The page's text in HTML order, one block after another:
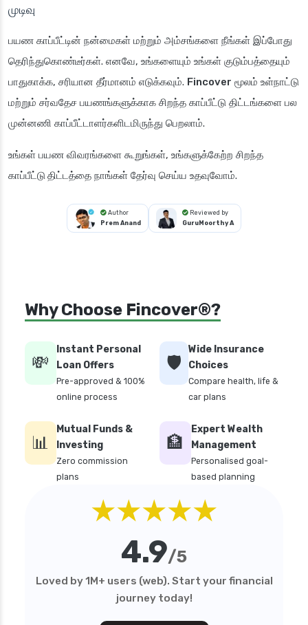
முடிவு
பயண காப்பீட்டின் நன்மைகள் மற்றும் அம்சங்களை நீங்கள் இப்போது
தெரிந்துகொண்டீர்கள். எனவே, உங்களையும் உங்கள் குடும்பத்தையும்
பாதுகாக்க, சரியான தீர்மானம் எடுக்கவும். Fincover மூலம் உள்நாட்டு
மற்றும் சர்வதேச பயணங்களுக்காக சிறந்த காப்பீட்டு திட்டங்களை பல
முன்னணி காப்பீட்டாளர்களிடமிருந்து பெறலாம்.
உங்கள் பயண விவரங்களை கூறுங்கள், உங்களுக்கேற்ற சிறந்த
காப்பீட்டு திட்டத்தை நாங்கள் தேர்வு செய்ய உதவுவோம்.
Author
Prem Anand
Reviewed by
GuruMoorthy A
Why Choose Fincover®?
💸
Instant Personal
Loan Offers
Pre-approved & 100%
online process
🛡️
Wide Insurance
Choices
Compare health, life &
car plans
📊
Mutual Funds &
Investing
Zero commission
plans
🏦
Expert Wealth
Management
Personalised goal-
based planning
★★★★★
4.9/5
Loved by 1M+ users (web). Start your financial
journey today!